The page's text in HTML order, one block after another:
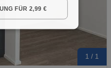
1 / 1
FÜR 2,99 €